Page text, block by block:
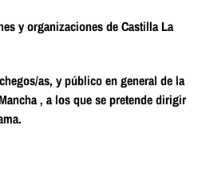
y organizaciones de Castilla La
as, y público en general de la
, a los que se pretende dirigir